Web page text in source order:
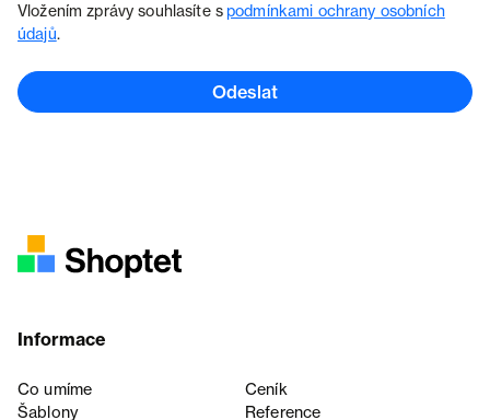
Vložením zprávy souhlasíte spodmínkami ochrany osobních
údajů.
Odeslat
Informace
Co umíme
Ceník
Šablony
Reference